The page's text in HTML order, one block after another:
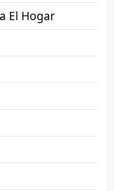
El Hogar